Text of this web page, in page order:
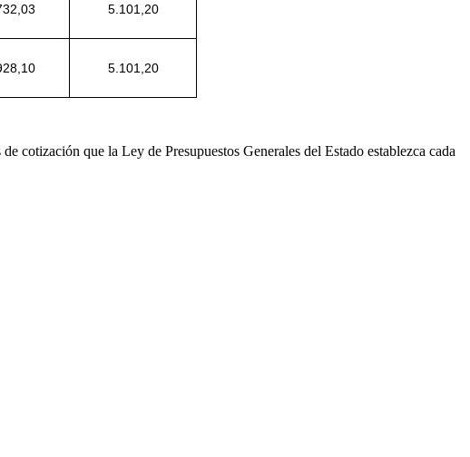
5.101,20
5.101,20
cotización que la Ley de Presupuestos Generales del Estado establezca cada